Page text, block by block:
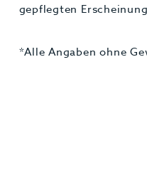
gepflegten
*Alle Angaben ohne